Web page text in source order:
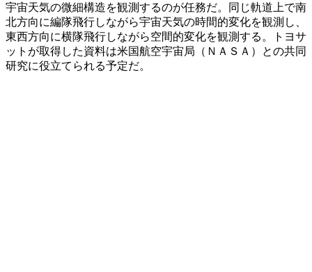
宇宙天気の微細構造を観測するのが任務だ。同じ軌道上で南
北方向に編隊飛行しながら宇宙天気の時間的変化を観測し、
東西方向に横隊飛行しながら空間的変化を観測する。トヨサ
ットが取得した資料は米国航空宇宙局（ＮＡＳＡ）との共同
研究に役立てられる予定だ。